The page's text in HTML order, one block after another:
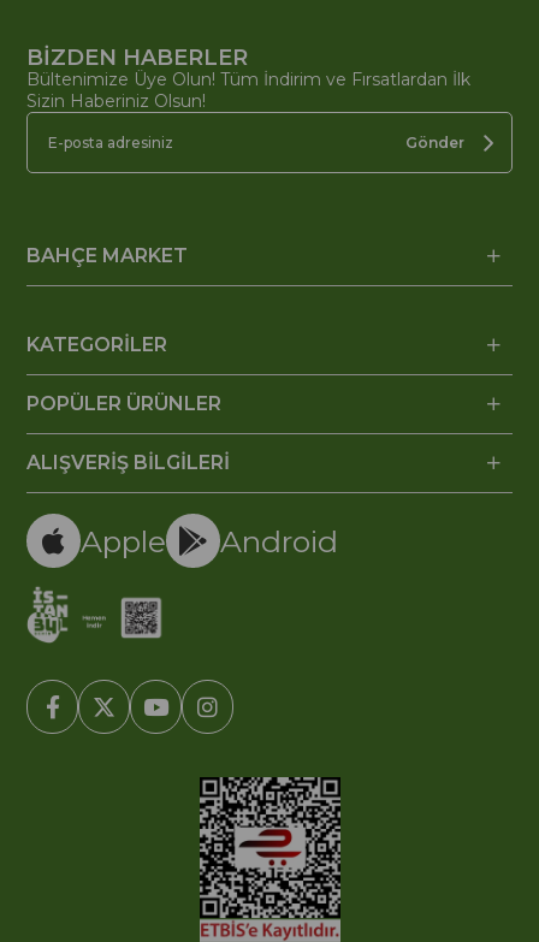
BİZDEN HABERLER
Bültenimize Üye Olun! Tüm İndirim ve Fırsatlardan İlk
Sizin Haberiniz Olsun!
Gönder
BAHÇE MARKET
KATEGORİLER
POPÜLER ÜRÜNLER
ALIŞVERİŞ BİLGİLERİ
Apple Android